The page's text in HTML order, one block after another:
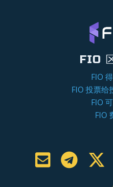
FIO
FIO
FIO 投票给
FIO
FIO